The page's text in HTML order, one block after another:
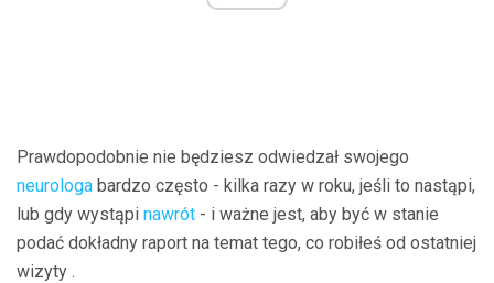
Prawdopodobnie nie będziesz odwiedzał swojego
neurologa bardzo często - kilka razy w roku, jeśli to nastąpi,
lub gdy wystąpi nawrót - i ważne jest, aby być w stanie
podać dokładny raport na temat tego, co robiłeś od ostatniej
wizyty .